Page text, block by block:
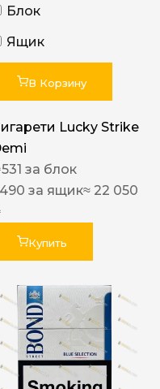
Блок
Ящик
В Корзину
Lucky Strike
531 за блок
490 за ящик≈ 22 050
Купить